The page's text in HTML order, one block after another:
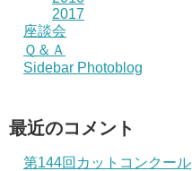
2017
座談会
Ｑ＆Ａ
Sidebar Photoblog
最近のコメント
第144回カットコンクール